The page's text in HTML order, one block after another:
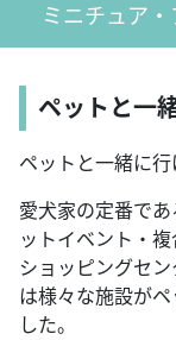
ミニチュア
ペットと一
ペットと一緒に行
愛犬家の定番で
ットイベント・
ショッピングセ
は様々な施設が
した。